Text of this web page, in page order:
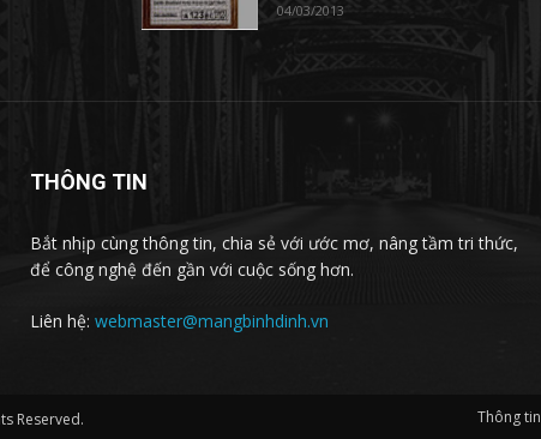
04/03/2013
THÔNG TIN
Bắt nhịp cùng thông tin, chia sẻ với ước mơ, nâng tầm tri thức,
để công nghệ đến gần với cuộc sống hơn.
Liên hệ: webmaster@mangbinhdinh.vn
Reserved. Thông tin